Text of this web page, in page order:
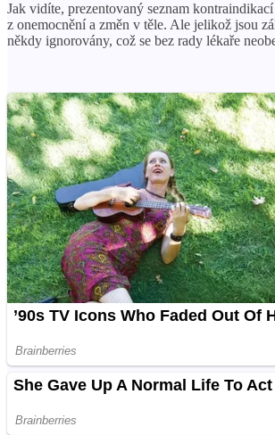
Jak vidíte, prezentovaný seznam
z onemocnění a změn v těle. Ale jelikož jsou
někdy ignorovány, což se bez rady lékaře